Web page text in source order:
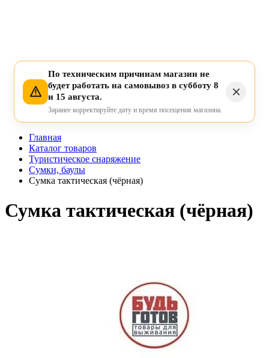
По техническим причинам магазин не
будет работать на самовывоз в субботу 8
и 15 августа.
Заранее корректируйте дату и время посещения магазина.
Главная
Каталог товаров
Туристическое снаряжение
Сумки, баулы
Сумка тактическая (чёрная)
Сумка тактическая (чёрная)